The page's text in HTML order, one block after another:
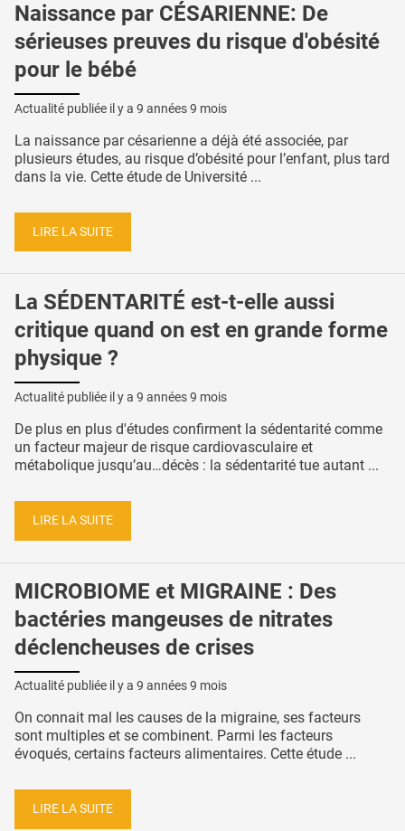
Naissance par CÉSARIENNE: De
sérieuses preuves du risque d'obésité
pour le bébé
Actualité publiée il y a 9 années 9 mois
La naissance par césarienne a déjà été associée, par
plusieurs études, au risque d’obésité pour l’enfant, plus tard
dans la vie. Cette étude de Université ...
LIRE LA SUITE
La SÉDENTARITÉ est-t-elle aussi
critique quand on est en grande forme
physique ?
Actualité publiée il y a 9 années 9 mois
De plus en plus d'études confirment la sédentarité comme
un facteur majeur de risque cardiovasculaire et
métabolique jusqu’au…décès : la sédentarité tue autant ...
LIRE LA SUITE
MICROBIOME et MIGRAINE : Des
bactéries mangeuses de nitrates
déclencheuses de crises
Actualité publiée il y a 9 années 9 mois
On connait mal les causes de la migraine, ses facteurs
sont multiples et se combinent. Parmi les facteurs
évoqués, certains facteurs alimentaires. Cette étude ...
LIRE LA SUITE